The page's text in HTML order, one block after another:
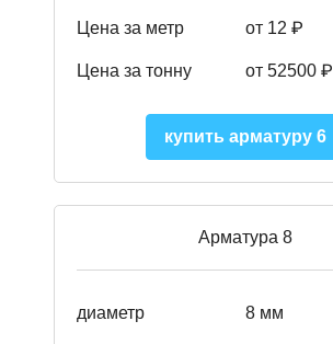
Цена за метр от 12 ₽
Цена за тонну от 52500 ₽
купить арматуру 6
Арматура 8
диаметр 8 мм